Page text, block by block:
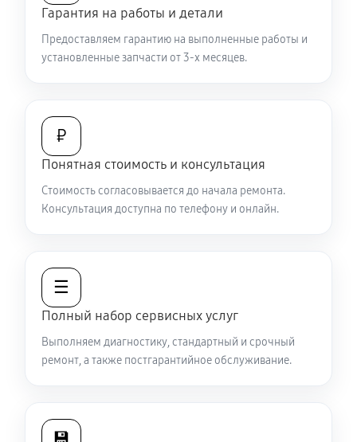
Замена микросхемы усилителя
Гарантия на работы и детали
Предоставляем гарантию на выполненные работы и
установленные запчасти от 3-х месяцев.
₽
Понятная стоимость и консультация
Стоимость согласовывается до начала ремонта.
Консультация доступна по телефону и онлайн.
☰
Полный набор сервисных услуг
Выполняем диагностику, стандартный и срочный
ремонт, а также постгарантийное обслуживание.